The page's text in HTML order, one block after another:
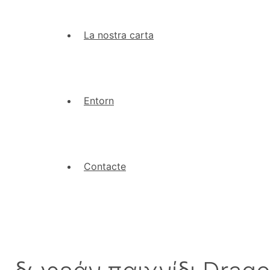
La nostra carta
Entorn
Contacte